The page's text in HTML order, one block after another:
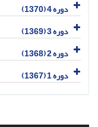
دوره 4 (1370)
دوره 3 (1369)
دوره 2 (1368)
دوره 1 (1367)